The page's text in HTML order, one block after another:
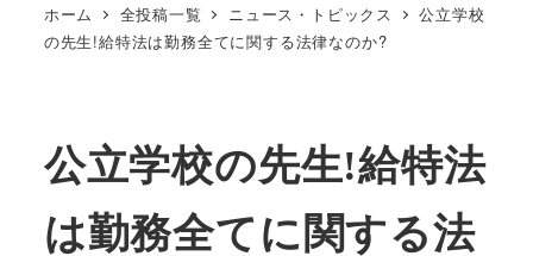
ホーム 全投稿一覧 ニュース・トピックス
公立学校
の先生!給特法は勤務全てに関する法律なのか?
公立学校の先生!給特法
は勤務全てに関する法